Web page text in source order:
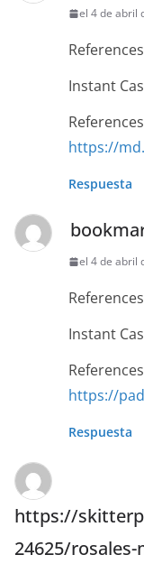
el 4 de abril
Instant
https://
Respuesta
el 4 de abril
Instant
https://
Respuesta
https://
24625/